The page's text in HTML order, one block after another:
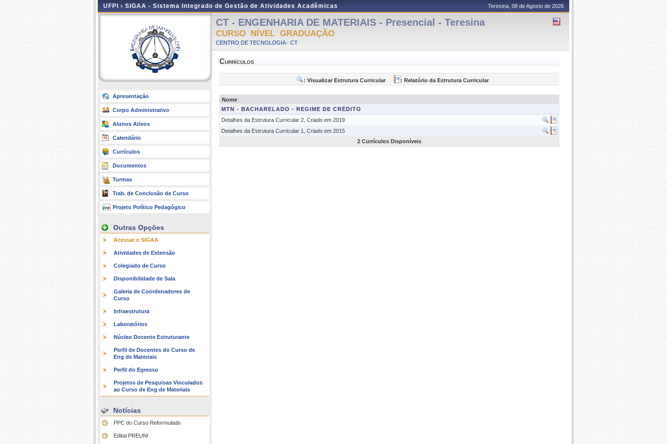
UFPI › SIGAA - Sistema Integrado de Gestão de Atividades Acadêmicas Teresina, 08 de Agosto de 2026
Apresentação
Corpo Administrativo
Alunos Ativos
Calendário
Currículos
Documentos
Turmas
Trab. de Conclusão de Curso
Projeto Político Pedagógico
Outras Opções
Acessar o SIGAA
Atividades de Extensão
Colegiado de Curso
Disponibilidade de Sala
Galeria de Coordenadores de
Curso
Infraestrutura
Laboratórios
Núcleo Docente Estruturante
Perfil de Docentes do Curso de
Eng de Materiais
Perfil do Egresso
Projetos de Pesquisas Vinculados
ao Curso de Eng de Materiais
Notícias
PPC do Curso Reformulado
Edital PREUNI
CT - ENGENHARIA DE MATERIAIS - Presencial - Teresina
CURSO NÍVEL GRADUAÇÃO
CENTRO DE TECNOLOGIA - CT
Currículos
: Visualizar Estrutura Curricular : Relatório da Estrutura Curricular
Nome
MTN - BACHARELADO - REGIME DE CRÉDITO
Detalhes da Estrutura Curricular 2, Criado em 2019
Detalhes da Estrutura Curricular 1, Criado em 2015
2 Currículos Disponíveis